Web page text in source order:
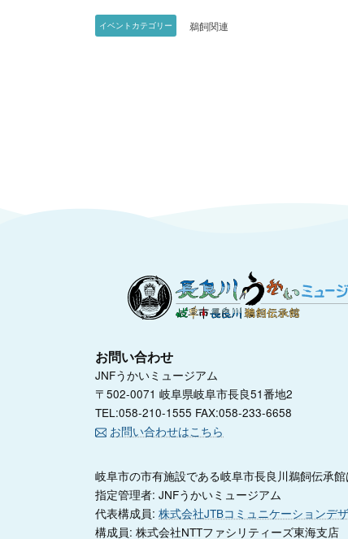
イベントカテゴリー 鵜飼関連
お問い合わせ
JNFうかいミュージアム
〒502-0071 岐阜県岐阜市長良51番地2
TEL:058-210-1555 FAX:058-233-6658
お問い合わせはこちら
岐阜市の市有施設である岐阜市長良川鵜飼伝承
指定管理者: JNFうかいミュージアム
代表構成員: 株式会社JTBコミュニケーションデ
構成員: 株式会社NTTファシリティーズ東海支店